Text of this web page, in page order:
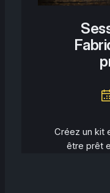
Créez un kit
être prêt